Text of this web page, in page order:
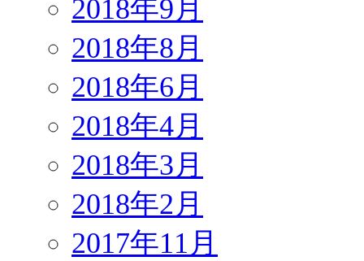
2018年9月
2018年8月
2018年6月
2018年4月
2018年3月
2018年2月
2017年11月